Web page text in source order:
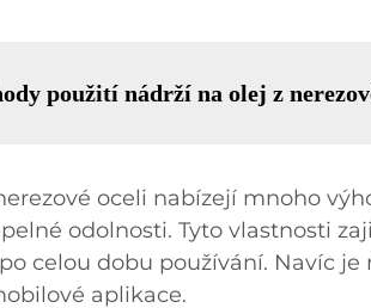
použití nádrží na olej z
oceli nabízejí mnoho
odolnosti. Tyto vlastnosti
celou dobu používání. Navíc
aplikace.